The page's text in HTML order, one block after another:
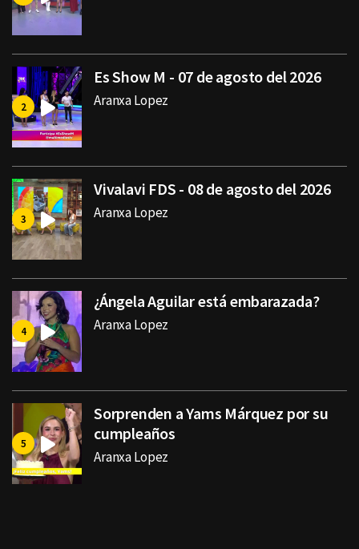
Es Show M - 07 de agosto del 2026
Aranxa Lopez
Vivalavi FDS - 08 de agosto del 2026
Aranxa Lopez
¿Ángela Aguilar está embarazada?
Aranxa Lopez
Sorprenden a Yams Márquez por su
cumpleaños
Aranxa Lopez